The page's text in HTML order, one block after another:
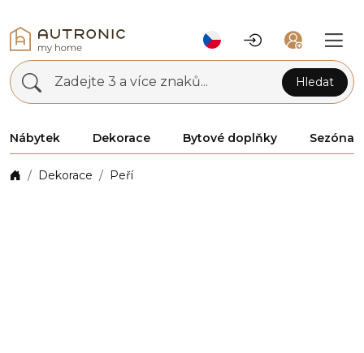
Zadejte 3 a více znaků... Hledat
Nábytek Dekorace Bytové doplňky Sezóna
Dekorace Peří